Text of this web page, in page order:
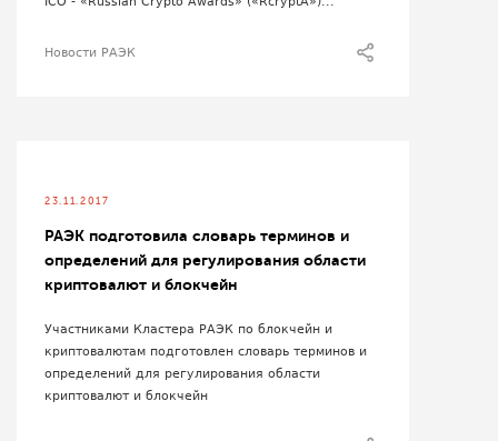
Новости РАЭК
23.11.2017
РАЭК подготовила словарь терминов и
определений для регулирования области
криптовалют и блокчейн
Участниками Кластера РАЭК по блокчейн и
криптовалютам подготовлен словарь терминов и
определений для регулирования области
криптовалют и блокчейн